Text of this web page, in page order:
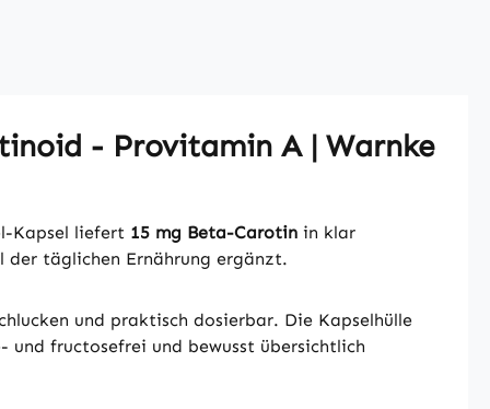
- Provitamin A | Warnke
Kapsel liefert 15 mg Beta-Carotin in klar
täglichen Ernährung ergänzt.
und praktisch dosierbar. Die Kapselhülle
fructosefrei und bewusst übersichtlich